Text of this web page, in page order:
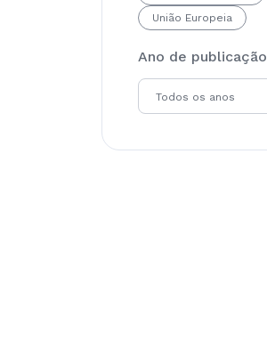
União Europeia
Ano de publicação